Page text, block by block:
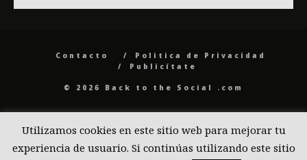
Contacto
Politica de Privacidad
Publicítate
© 2026 Back to the Social .com
Utilizamos cookies en este sitio web para mejorar tu
experiencia de usuario. Si continúas utilizando este sitio